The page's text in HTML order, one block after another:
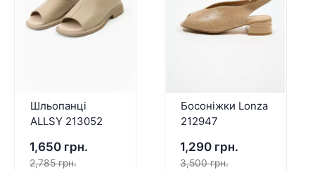
Шльопанці
ALLSY 213052
1,650 грн.
2,785 грн.
Босоніжки Lonza
212947
1,290 грн.
3,500 грн.